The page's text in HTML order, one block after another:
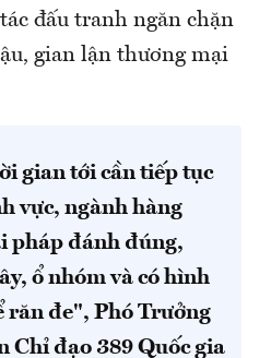
đấu tranh ngăn chặn
gian lận thương mại
gian tới cần tiếp tục
vực, ngành hàng
pháp đánh đúng,
ổ nhóm và có hình
răn đe", Phó Trưởng
Chỉ đạo 389 Quốc gia